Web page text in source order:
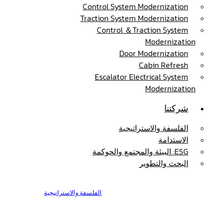
Control System Modernization
Traction System Modernization
Control ＆Traction System
Modernization
Door Modernization
Cabin Refresh
Escalator Electrical System
Modernization
شركتنا
الفلسفة والاستراتيجية
الاستدامة
ESG: البيئة والمجتمع والحوكمة
البحث والتطوير
الفلسفة والاستراتيجية